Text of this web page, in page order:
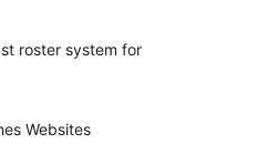
roster system for
Websites